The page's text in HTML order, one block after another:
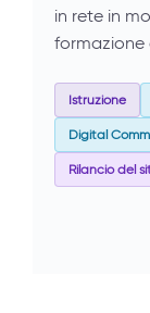
in rete in
formazione
Istruzione
Digital
Rilancio del